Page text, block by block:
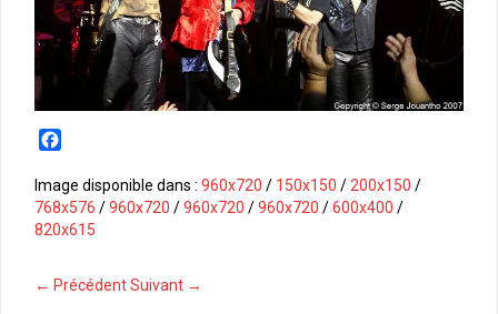
c
e
b
k
Image disponible dans : 960x720 / 150x150 / 200x150 /
768x576 /960x720 /960x720 /960x720 /600x400 /
820x615
← PrécédentSuivant →